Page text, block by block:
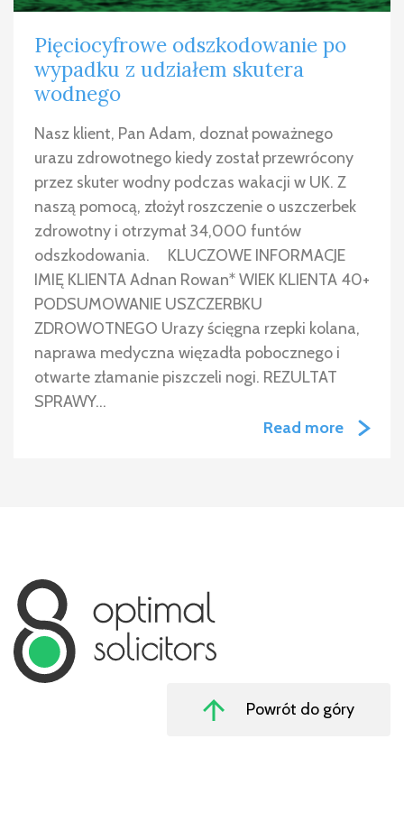
Pięciocyfrowe odszkodowanie po
wypadku z udziałem skutera
wodnego
Nasz klient, Pan Adam, doznał poważnego
urazu zdrowotnego kiedy został przewrócony
przez skuter wodny podczas wakacji w UK. Z
naszą pomocą, złożył roszczenie o uszczerbek
zdrowotny i otrzymał 34,000 funtów
odszkodowania. KLUCZOWE INFORMACJE
IMIĘ KLIENTA Adnan Rowan* WIEK KLIENTA 40+
PODSUMOWANIE USZCZERBKU
ZDROWOTNEGO Urazy ścięgna rzepki kolana,
naprawa medyczna więzadła pobocznego i
otwarte złamanie piszczeli nogi. REZULTAT
SPRAWY…
Read more
Powrót do góry